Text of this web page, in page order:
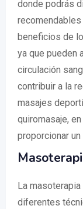
donde podrás
beneficios de
ya que pueden
circulación
contribuir a la
masajes
quiromasaje,
proporcionar
La
diferentes